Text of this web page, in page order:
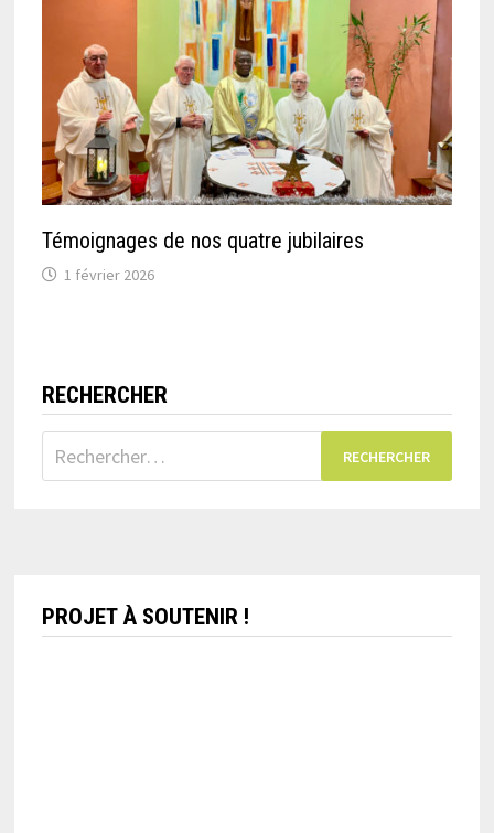
Témoignages de nos quatre jubilaires
1 février 2026
RECHERCHER
Rechercher :
PROJET À SOUTENIR !